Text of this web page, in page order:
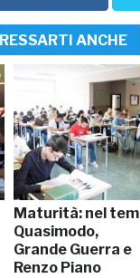
ANCHE
Maturità: nel
Quasimodo,
Grande Guerra e
Renzo Piano